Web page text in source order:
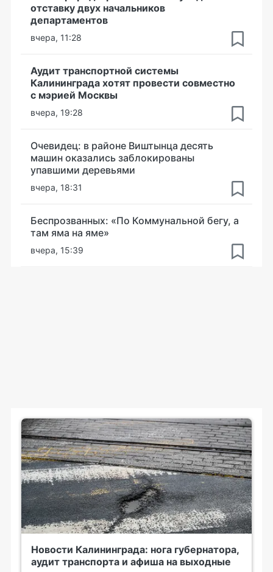
отставку двух начальников
департаментов
вчера, 11:28
Аудит транспортной системы
Калининграда хотят провести совместно
с мэрией Москвы
вчера, 19:28
Очевидец: в районе Виштынца десять
машин оказались заблокированы
упавшими деревьями
вчера, 18:31
Беспрозванных: «По Коммунальной бегу, а
там яма на яме»
вчера, 15:39
Новости Калининграда: нога губернатора,
аудит транспорта и афиша на выходные